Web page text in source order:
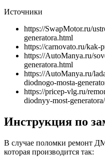
Источники
https://SwapMotor.ru/
generatora.html
https://carnovato.ru/kak-
https://AutoManya.ru/
generatora.html
https://AutoManya.ru/
diodnogo-mosta-
https://pricep-vlg.ru/
diodnyy-most-generatora/
Инструкция по
В случае поломки ремонт ДМ
которая производится так: